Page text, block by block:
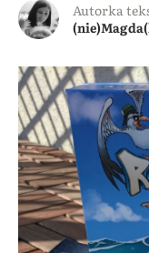
Autorka